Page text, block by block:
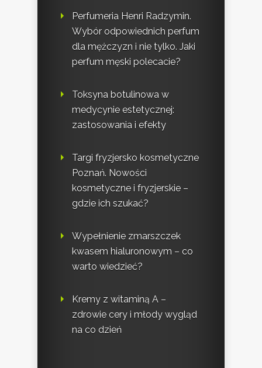
Perfumeria Henri Radzymin.
Wybór odpowiednich perfum
dla mężczyzn i nie tylko. Jaki
perfum męski polecacie?
Toksyna botulinowa w
medycynie estetycznej:
zastosowania i efekty
Targi fryzjersko kosmetyczne
Poznań. Nowości
kosmetyczne i fryzjerskie –
gdzie ich szukać?
Wypełnienie zmarszczek
kwasem hialuronowym – co
warto wiedzieć?
Kremy z witaminą A –
zdrowie cery i młody wygląd
na co dzień